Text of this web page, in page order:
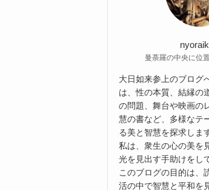
曼荼羅の中央に位
大日如来参上のブログ
は、性の本質、結縁の
の問題、舞台や映画の
慧の書など、多様なテ
る美と智慧を探求しま
私は、衆生の心の美を
光を見出す手助けをし
このブログの目的は、
活の中で智慧と平和を